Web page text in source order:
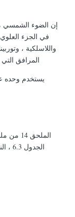
في الجزء العلوي
واللاسلكية ،
المرافق
يستخدم وحده
الجدول 6.3 ، النوع منخفض الكثافة A / B / E المصباح المعوق